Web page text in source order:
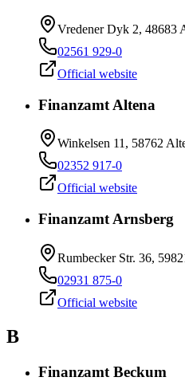
Vredener Dyk 2, 48683
02561 929-0
Official website
Finanzamt Altena
Winkelsen 11, 58762
02352 917-0
Official website
Finanzamt Arnsberg
Rumbecker Str. 36,
02931 875-0
Official website
B
Finanzamt Beckum